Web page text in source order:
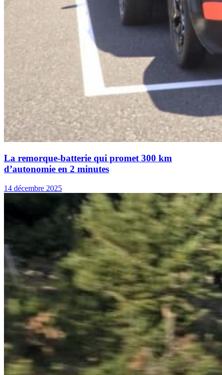
La remorque-batterie qui promet 300 km
d’autonomie en 2 minutes
14 décembre 2025